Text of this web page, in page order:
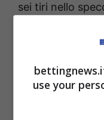
sei tiri nello
i piedi che di
di prendersi
use your